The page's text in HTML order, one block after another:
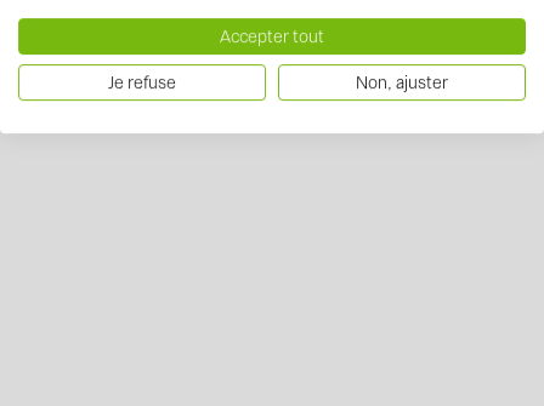
Accepter tout
Je refuse Non, ajuster